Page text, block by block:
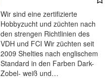
Wir sind eine zertifizierte
Hobbyzucht und züchten nach
den strengen Richtlinien des
VDH und FCI Wir züchten seit
2009 Shelties nach englischem
Standard in den Farben Dark-
Zobel- weiß und…